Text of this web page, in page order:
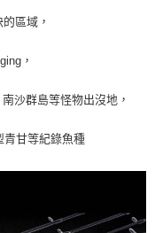
區域，
，
沙群島等怪物出沒地，
青甘等紀錄魚種